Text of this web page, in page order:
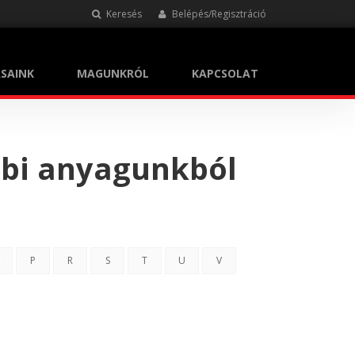
Keresés Belépés/Regisztráció
MAGUNKRÓL KAPCSOLAT
anyagunkból
P R S T U V